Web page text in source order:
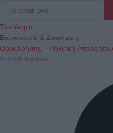
Ταυτότητα
Επικοινωνία & Διαφήμιση
Όροι Χρήσης – Πολιτική Απορρήτου
© 2026 Karfitsa